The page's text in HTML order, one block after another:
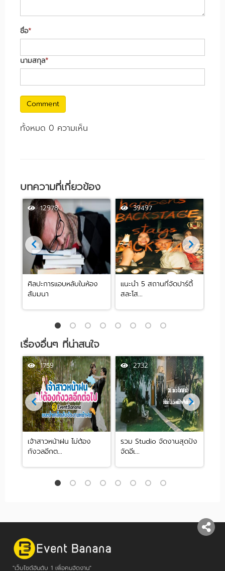
ชื่อ*
นามสกุล*
Comment
ทั้งหมด 0 ความเห็น
บทความที่เกี่ยวข้อง
12978
ศิลปะการแอบหลับในห้อง
สัมมนา
39497
แนะนำ 5 สถานที่จัดปาร์ตี้
สละโส...
เรื่องอื่นๆ ที่น่าสนใจ
1759
เจ้าสาวหน้าฝน ไม่ต้อง
กังวลอีกต...
2732
รวม Studio จัดงานสุดปัง
จัดอีเ...
"เว็บไซต์อันดับ 1 เพื่อคนจัดงาน"